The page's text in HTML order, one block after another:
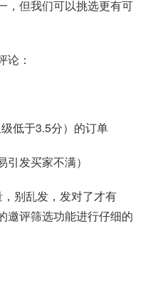
，但我们可以挑选更有可
论：
低于3.5分）的订单
发买家不满）
别乱发，发对了才有
邀评筛选功能进行仔细的